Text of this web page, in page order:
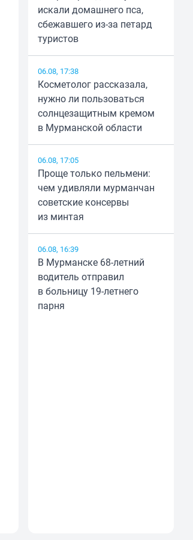
искали домашнего пса,
сбежавшего из-за петард
туристов
06.08, 17:38
Косметолог рассказала,
нужно ли пользоваться
солнцезащитным кремом
в Мурманской области
06.08, 17:05
Проще только пельмени:
чем удивляли мурманчан
советские консервы
из минтая
06.08, 16:39
В Мурманске 68-летний
водитель отправил
в больницу 19-летнего
парня